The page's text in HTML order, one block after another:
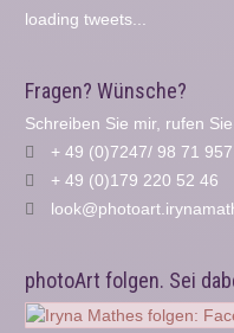
loading tweets...
Fragen? Wünsche?
Schreiben Sie mir, rufen Sie
+ 49 (0)7247/ 98 71 957
+ 49 (0)179 220 52 46
photoArt folgen. Sei